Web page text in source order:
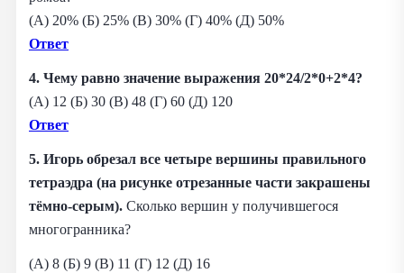
(А) 20% (Б) 25% (В) 30% (Г) 40% (Д) 50%
Ответ
4. Чему равно значение выражения 20*24/2*0+2*4?
(А) 12 (Б) 30 (В) 48 (Г) 60 (Д) 120
Ответ
5. Игорь обрезал все четыре вершины правильного
тетраэдра (на рисунке отрезанные части закрашены
тёмно-серым). Сколько вершин у получившегося
многогранника?
(А) 8 (Б) 9 (В) 11 (Г) 12 (Д) 16